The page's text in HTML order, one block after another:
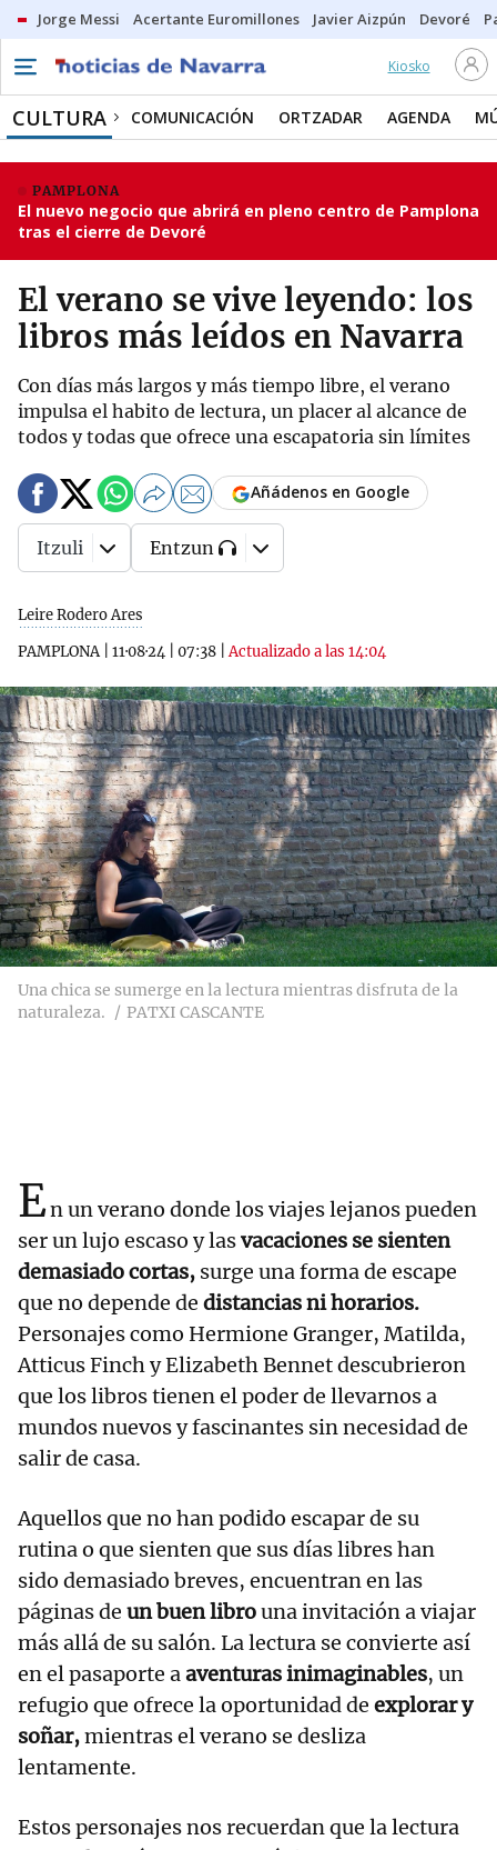
Jorge Messi Acertante Euromillones Javier Aizpún Devoré
Kiosko
CULTURA COMUNICACIÓN ORTZADAR AGENDA
PAMPLONA
El nuevo negocio que abrirá en pleno centro de Pamplona
tras el cierre de Devoré
El verano se vive leyendo: los
libros más leídos en Navarra
Con días más largos y más tiempo libre, el verano
impulsa el habito de lectura, un placer al alcance de
todos y todas que ofrece una escapatoria sin límites
Leire Rodero Ares
PAMPLONA| 11·08·24 07:38 |Actualizado a las 14:04
Añádenos en Google
Itzuli Entzun
Una chica se sumerge en la lectura mientras disfruta de la
naturaleza.
PATXI CASCANTE
En un verano donde los viajes lejanos pueden
ser un lujo escaso y lasvacaciones se sienten
demasiado cortas, surge una forma de escape
que no depende de distancias ni horarios.
Personajes como Hermione Granger, Matilda,
Atticus Finch y Elizabeth Bennet descubrieron
que los libros tienen el poder de llevarnos a
mundos nuevos y fascinantes sin necesidad de
salir de casa.
Aquellos que no han podido escapar de su
rutina o que sienten que sus días libres han
sido demasiado breves, encuentran en las
páginas de un buen librouna invitación a viajar
más allá de su salón. La lectura se convierte así
en el pasaporte aaventuras inimaginables, un
refugio que ofrece la oportunidad de explorar y
soñar,mientras el verano se desliza
lentamente.
Estos personajes nos recuerdan que la lectura